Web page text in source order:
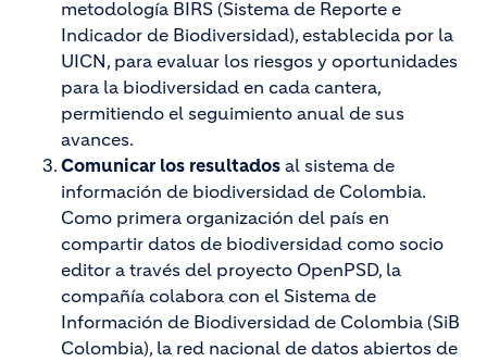
metodología BIRS (Sistema de Reporte e
Indicador de Biodiversidad), establecida por la
UICN, para evaluar los riesgos y oportunidades
para la biodiversidad en cada cantera,
permitiendo el seguimiento anual de sus
avances.
Comunicar los resultados al sistema de
información de biodiversidad de Colombia.
Como primera organización del país en
compartir datos de biodiversidad como socio
editor a través del proyecto OpenPSD, la
compañía colabora con el Sistema de
Información de Biodiversidad de Colombia (SiB
Colombia), la red nacional de datos abiertos de